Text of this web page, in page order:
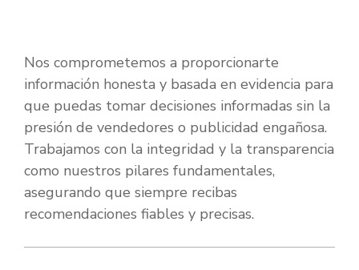
Nos comprometemos a proporcionarte
información honesta y basada en evidencia para
que puedas tomar decisiones informadas sin la
presión de vendedores o publicidad engañosa.
Trabajamos con la integridad y la transparencia
como nuestros pilares fundamentales,
asegurando que siempre recibas
recomendaciones fiables y precisas.